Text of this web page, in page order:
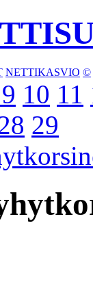
NETTIKASVIO ©
9 10 11
29